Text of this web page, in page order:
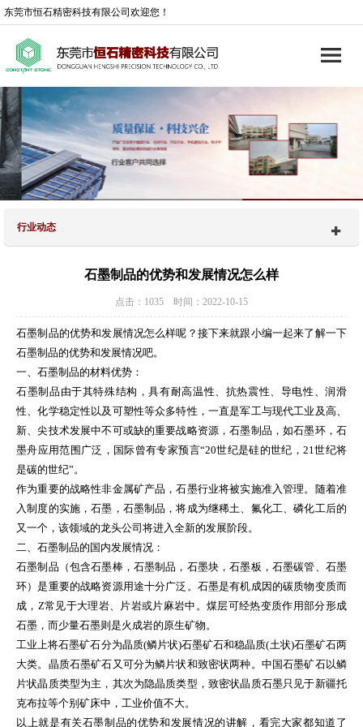
东莞市恒石精密科技有限公司欢迎您！
行业动态
石墨制品的优势和发展情况怎么样
点击：1035 时间：2022-10-15
石墨制品的优势和发展情况怎么样呢？接下来就跟小编一起来了解一下
石墨制品的优势和发展情况吧。
一、石墨制品的材料优势：
石墨制品由于其特殊结构，具有耐高温性、抗热震性、导电性、润滑
性、化学稳定性以及可塑性等众多特性，一直是军工与现代工业及高、
新、尖技术发展中不可或缺的重要战略资源，石墨制品，如石墨环，石
墨舟应用范围广泛，国际曾有专家预言“20世纪是硅的世纪，21世纪将
是碳的世纪”。
作为重要的战略性非金属矿产品，石墨行业将被实施准入管理。随着准
入制度的实施，石墨，石墨制品，将成为继稀土、氟化工、磷化工后的
又一个，该领域的龙头公司将进入全新的发展阶段。
二、石墨制品的国内发展情况：
石墨制品（包含石墨棒，石墨制品，石墨块，石墨板，石墨碳管、石墨
环）是重要的战略资源用途十分广泛。石墨是有机成因的碳质物变质而
成，Z常见于大理岩、片岩或片麻岩中。煤层可经热变质作用部分形成
石墨，而少量石墨则是火成岩的原生矿物。
工业上将石墨矿石分为晶质(鳞片状)石墨矿石和稳晶质(土状)石墨矿石两
大类。晶质石墨矿石又可分为鳞片状和致密状两种。中国石墨矿石以鳞
片状晶质类型为主，其次为隐晶质类型，致密状晶质石墨只见于新疆托
克布拉等个别矿床中，工业价值不大。
以上就是有关石墨制品的优势和发展情况的讲解，看完大家都知道了